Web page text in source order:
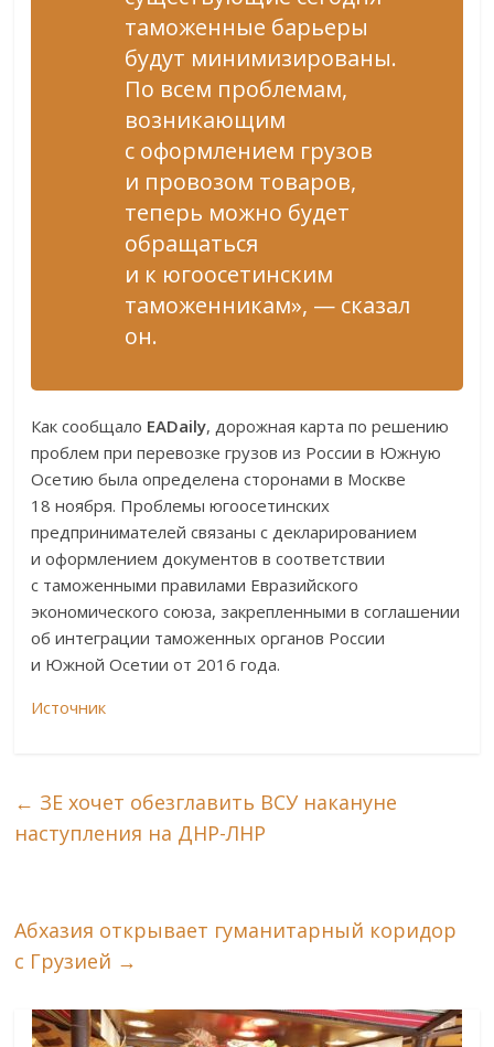
таможенные барьеры
будут минимизированы.
По всем проблемам,
возникающим
с оформлением грузов
и провозом товаров,
теперь можно будет
обращаться
и к югоосетинским
таможенникам», — сказал
он.
Как сообщало EADaily, дорожная карта по решению
проблем при перевозке грузов из России в Южную
Осетию была определена сторонами в Москве
18 ноября. Проблемы югоосетинских
предпринимателей связаны с декларированием
и оформлением документов в соответствии
с таможенными правилами Евразийского
экономического союза, закрепленными в соглашении
об интеграции таможенных органов России
и Южной Осетии от 2016 года.
Источник
← ЗЕ хочет обезглавить ВСУ накануне
наступления на ДНР-ЛНР
Абхазия открывает гуманитарный коридор
с Грузией →